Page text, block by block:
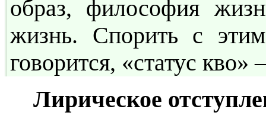
образ, философия
жизнь. Спорить с
говорится, «статус
Лирическое